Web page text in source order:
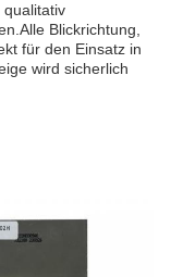
qualitativ
Blickrichtung,
für den Einsatz in
wird sicherlich